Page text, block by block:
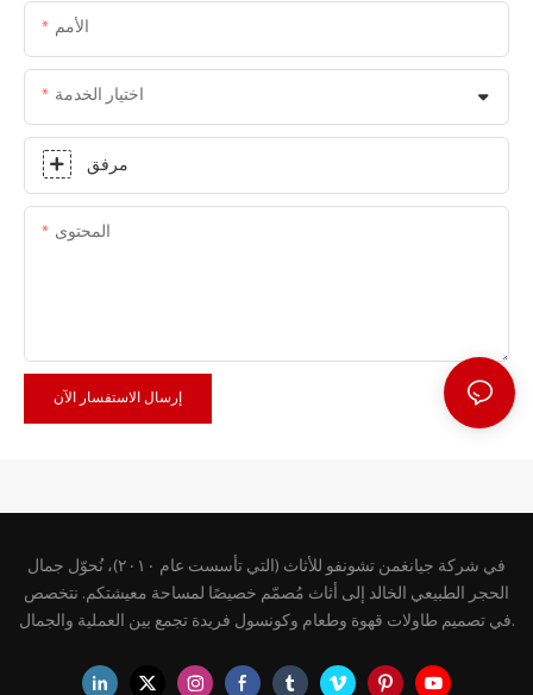
الأمم
اختيار الخدمة
مرفق
المحتوى
إرسال الاستفسار الآن
في شركة جيانغمن تشونفو للأثاث (التي تأسست عام ٢٠١٠)، نُحوّل جمال
الحجر الطبيعي الخالد إلى أثاث مُصمّم خصيصًا لمساحة معيشتكم. نتخصص
في تصميم طاولات قهوة وطعام وكونسول فريدة تجمع بين العملية والجمال.